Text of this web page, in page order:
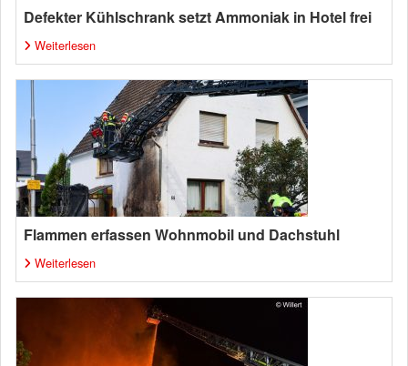
Defekter Kühlschrank setzt Ammoniak in Hotel frei
Weiterlesen
Flammen erfassen Wohnmobil und Dachstuhl
Weiterlesen